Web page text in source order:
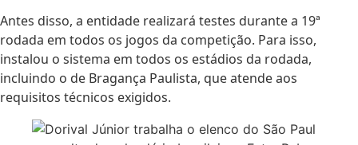
Antes disso, a entidade realizará testes durante a 19ª
rodada em todos os jogos da competição. Para isso,
instalou o sistema em todos os estádios da rodada,
incluindo o de Bragança Paulista, que atende aos
requisitos técnicos exigidos.